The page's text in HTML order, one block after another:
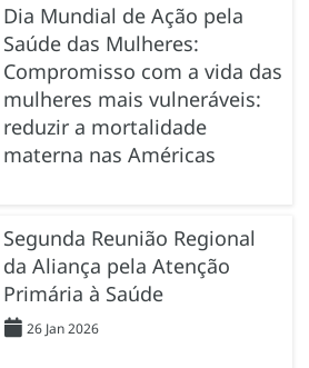
Dia Mundial de Ação pela
Saúde das Mulheres:
Compromisso com a vida das
mulheres mais vulneráveis:
reduzir a mortalidade
materna nas Américas
Segunda Reunião Regional
da Aliança pela Atenção
Primária à Saúde
26 Jan 2026